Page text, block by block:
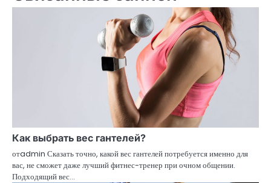
Как выбрать вес гантелей?
отadmin Сказать точно, какой вес гантелей потребуется именно для
вас, не сможет даже лучший фитнес-тренер при очном общении.
Подходящий вес…